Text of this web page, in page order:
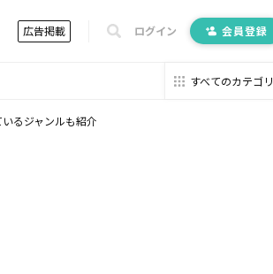
広告掲載 ログイン 会員登録
すべてのカテゴリ
るジャンルも紹介